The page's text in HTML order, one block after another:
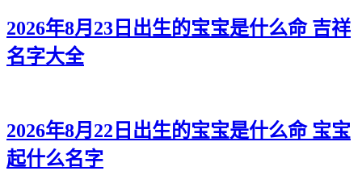
2026年8月23日出生的宝宝是什么命 吉祥
名字大全
2026年8月22日出生的宝宝是什么命 宝宝
起什么名字